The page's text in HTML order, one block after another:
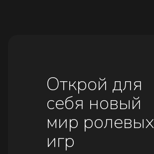
Открой для
себя новый
мир ролевых
игр